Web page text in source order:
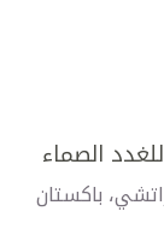
الصماء
باكستان